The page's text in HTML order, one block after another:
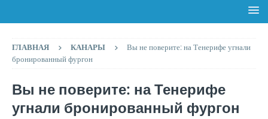
ГЛАВНАЯ КАНАРЫ
Вы не поверите: на Тенерифе угнали
бронированный фургон
Вы не поверите: на Тенерифе
угнали бронированный фургон